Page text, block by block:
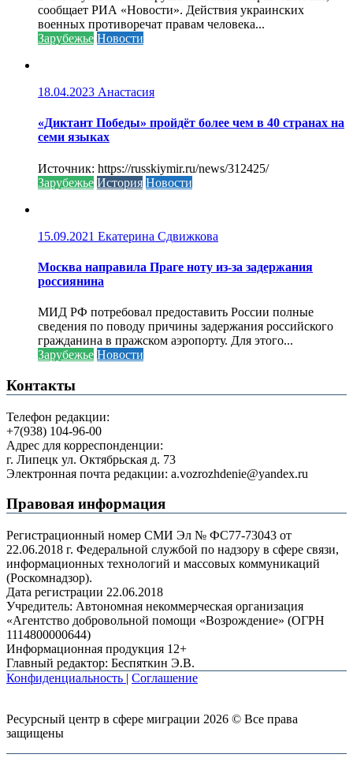
сообщает РИА «Новости». Действия украинских
военных противоречат правам человека...
Зарубежье Новости
18.04.2023 Анастасия
«Диктант Победы» пройдёт более чем в 40 странах на
семи языках
Источник: https://russkiymir.ru/news/312425/
Зарубежье История Новости
15.09.2021 Екатерина Сдвижкова
Москва направила Праге ноту из-за задержания
россиянина
МИД РФ потребовал предоставить России полные
сведения по поводу причины задержания российского
гражданина в пражском аэропорту. Для этого...
Зарубежье Новости
Контакты
Телефон редакции:
+7(938) 104-96-00
Адрес для корреспонденции:
г. Липецк ул. Октябрьская д. 73
Электронная почта редакции: a.vozrozhdenie@yandex.ru
Правовая информация
Регистрационный номер СМИ Эл № ФС77-73043 от
22.06.2018 г. Федеральной службой по надзору в сфере связи,
информационных технологий и массовых коммуникаций
(Роскомнадзор).
Дата регистрации 22.06.2018
Учредитель: Автономная некоммерческая организация
«Агентство добровольной помощи «Возрождение» (ОГРН
1114800000644)
Информационная продукция 12+
Главный редактор: Беспяткин Э.В.
Конфиденциальность | Соглашение
Ресурсный центр в сфере миграции 2026 © Все права
защищены